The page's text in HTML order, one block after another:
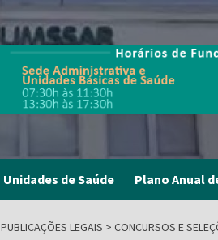
Unidades de Saúde Plano Anual
PUBLICAÇÕES LEGAIS > CONCURSOS E